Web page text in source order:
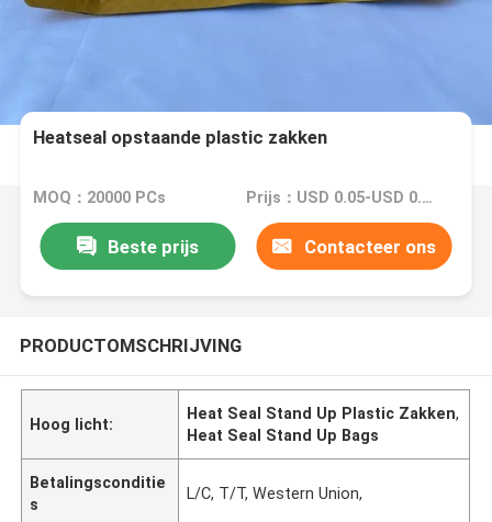
Heatseal opstaande plastic zakken
MOQ：20000 PCs Prijs：USD 0.05-USD 0.15
Beste prijs Contacteer ons
PRODUCTOMSCHRIJVING
Hoog licht:
Heat Seal Stand Up Plastic Zakken,
Heat Seal Stand Up Bags
Betalingsconditie
s
L/C, T/T, Western Union,